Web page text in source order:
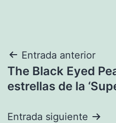
Navegación
de
Entrada anterior
The Black Eyed
estrellas de la
Entrada siguiente